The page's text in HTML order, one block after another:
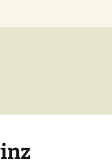
mit Bezug zu